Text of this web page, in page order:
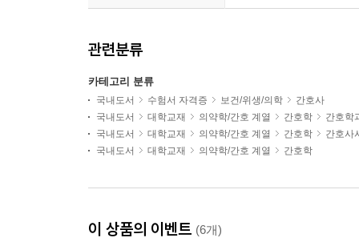
관련분류
카테고리 분류
국내도서 수험서 자격증 보건/위생/의학
간호사
국내도서
대학교재 의약학/간호 계열 간호학
간호학
국내도서
대학교재 의약학/간호 계열 간호학
간호사
국내도서
대학교재 의약학/간호 계열 간호학
이 상품의 이벤트 (6개)